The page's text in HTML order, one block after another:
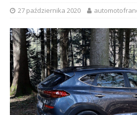
27 października 2020